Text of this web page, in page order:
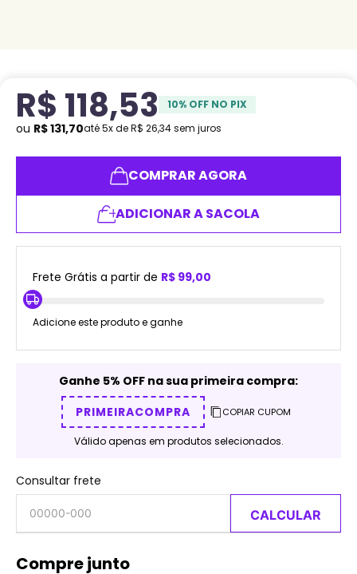
R$ 118,53 10% OFF NO PIX
ou R$131,70até5x deR$ 26,34sem juros
COMPRAR AGORA
ADICIONAR A SACOLA
Frete Grátis a partir de R$ 99,00
Adicione este produto e ganhe
Ganhe 5% OFF na sua primeira compra:
PRIMEIRACOMPRA
COPIAR CUPOM
Válido apenas em produtos selecionados.
Consultar frete
CALCULAR
Compre junto